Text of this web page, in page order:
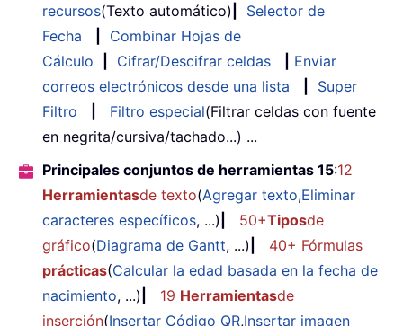
recursos(Texto automático)
Selector de
Fecha
Combinar Hojas de
Cálculo
Cifrar/Descifrar celdas
Enviar
correos electrónicos desde una lista
Super
Filtro
Filtro especial(Filtrar celdas con fuente
en negrita/cursiva/tachado...) ...
Principales conjuntos de herramientas 15:12
Herramientasde texto(Agregar texto,Eliminar
caracteres específicos, ...) 50+Tiposde
gráfico(Diagrama de Gantt, ...)
40+ Fórmulas
prácticas(Calcular la edad basada en la fecha de
nacimiento, ...) 19 Herramientasde
inserción(Insertar Código QR,Insertar imagen